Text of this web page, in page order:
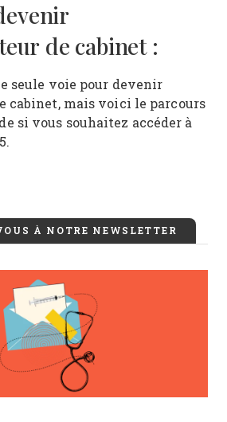
de cabinet :
seule voie pour devenir
cabinet, mais voici le parcours
si vous souhaitez accéder à
À NOTRE NEWSLETTER